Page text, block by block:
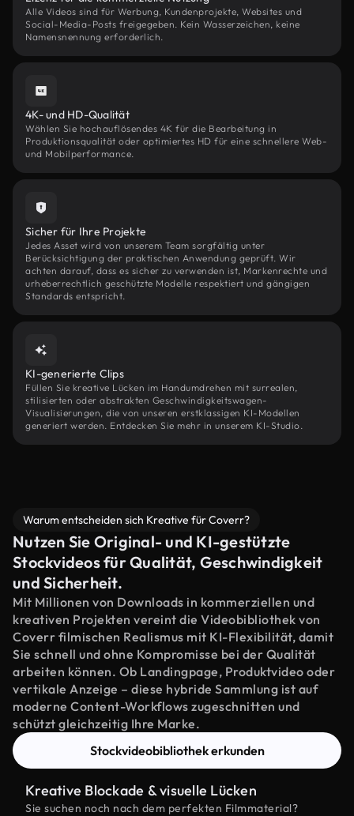
Alle Videos sind für Werbung, Kundenprojekte, Websites und
Social-Media-Posts freigegeben. Kein Wasserzeichen, keine
Namensnennung erforderlich.
4K- und HD-Qualität
Wählen Sie hochauflösendes 4K für die Bearbeitung in
Produktionsqualität oder optimiertes HD für eine schnellere Web-
und Mobilperformance.
Sicher für Ihre Projekte
Jedes Asset wird von unserem Team sorgfältig unter
Berücksichtigung der praktischen Anwendung geprüft. Wir
achten darauf, dass es sicher zu verwenden ist, Markenrechte und
urheberrechtlich geschützte Modelle respektiert und gängigen
Standards entspricht.
KI-generierte Clips
Füllen Sie kreative Lücken im Handumdrehen mit surrealen,
stilisierten oder abstrakten Geschwindigkeitswagen-
Visualisierungen, die von unseren erstklassigen KI-Modellen
generiert werden. Entdecken Sie mehr in unserem KI-Studio.
Warum entscheiden sich Kreative für Coverr?
Nutzen Sie Original- und KI-gestützte
Stockvideos für Qualität, Geschwindigkeit
und Sicherheit.
Mit Millionen von Downloads in kommerziellen und
kreativen Projekten vereint die Videobibliothek von
Coverr filmischen Realismus mit KI-Flexibilität, damit
Sie schnell und ohne Kompromisse bei der Qualität
arbeiten können. Ob Landingpage, Produktvideo oder
vertikale Anzeige – diese hybride Sammlung ist auf
moderne Content-Workflows zugeschnitten und
schützt gleichzeitig Ihre Marke.
Stockvideobibliothek erkunden
Kreative Blockade & visuelle Lücken
Sie suchen noch nach dem perfekten Filmmaterial?